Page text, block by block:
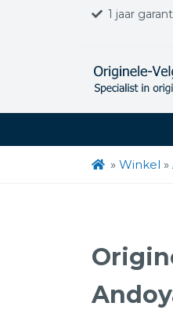
1 jaar
» Winkel »